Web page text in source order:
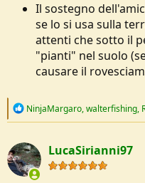
Il sostegno
se lo si usa sulla
attenti che sotto il
"pianti" nel suolo
causare il
R
c
t
i
o
NinjaMargaro,walterfishing,
LucaSirianni97